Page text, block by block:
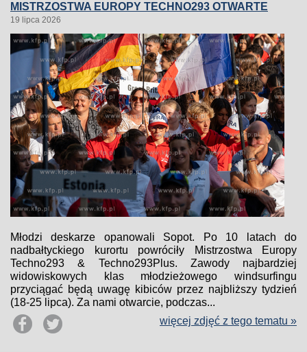
MISTRZOSTWA EUROPY TECHNO293 OTWARTE
19 lipca 2026
Młodzi deskarze opanowali Sopot. Po 10 latach do
nadbałtyckiego kurortu powróciły Mistrzostwa Europy
Techno293 & Techno293Plus. Zawody najbardziej
widowiskowych klas młodzieżowego windsurfingu
przyciągać będą uwagę kibiców przez najbliższy tydzień
(18-25 lipca). Za nami otwarcie, podczas...
więcej zdjęć z tego tematu »